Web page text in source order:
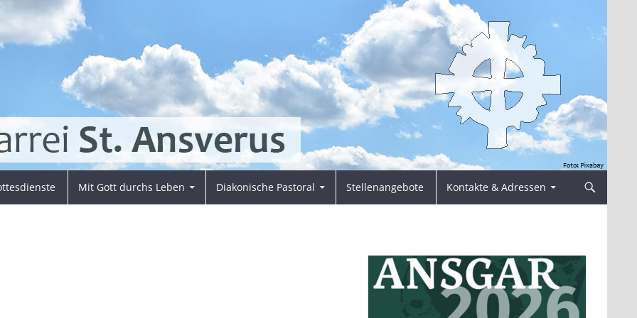
Mit Gott durchs Leben Diakonische Pastoral Stellenangebote Kontakte & Adressen